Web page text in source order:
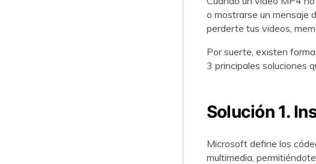
o mostrarse un mensaje
perderte tus videos,
Por suerte, existen
3 principales soluciones
Solución 1.
Microsoft define los
multimedia,